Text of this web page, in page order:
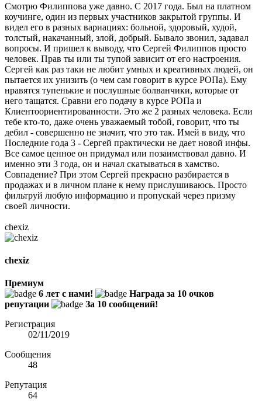
Смотрю Филиппова уже давно. С 2017 года. Был на платном
коучинге, один из первых участников закрытой группы. И
видел его в разных вариациях: больной, здоровый, худой,
толстый, накачанный, злой, добрый. Бывало звонил, задавал
вопросы. И пришел к выводу, что Сергей Филиппов просто
человек. Прав ты или ты тупой зависит от его настроения.
Сергей как раз таки не любит умных и креативных людей, он
пытается их унизить (о чем сам говорит в курсе РОПа). Ему
нравятся тупенькие и послушные болванчики, которые от
него тащатся. Сравни его подачу в курсе РОПа и
Клиентоориентированности. Это же 2 разных человека. Если
тебе кто-то, даже очень уважаемый тобой, говорит, что ты
дебил - совершенно не значит, что это так. Имей в виду, что
Последние года 3 - Сергей практически не дает новой инфы.
Все самое ценное он придумал или позаимствовал давно. И
именно эти 3 года, он и начал скатываться в хамство.
Совпадение? При этом Сергей прекрасно разбирается в
продажах и в личном плане к нему прислушиваюсь. Просто
фильтруй любую информацию и пропускай через призму
своей личности.
chexiz
chexiz
Премиум
6 лет с нами!
Награда за 10 очков
репутации
За 10 сообщений!
Регистрация
02/11/2019
Сообщения
48
Репутация
64